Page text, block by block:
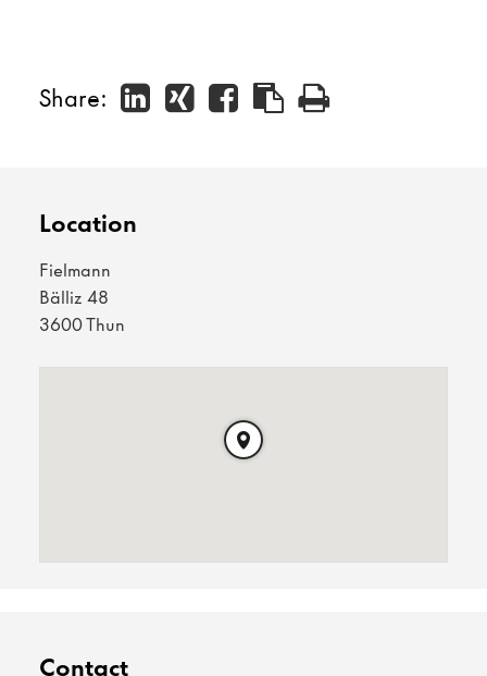
Share:
Location
Fielmann
Bälliz 48
3600 Thun
Contact